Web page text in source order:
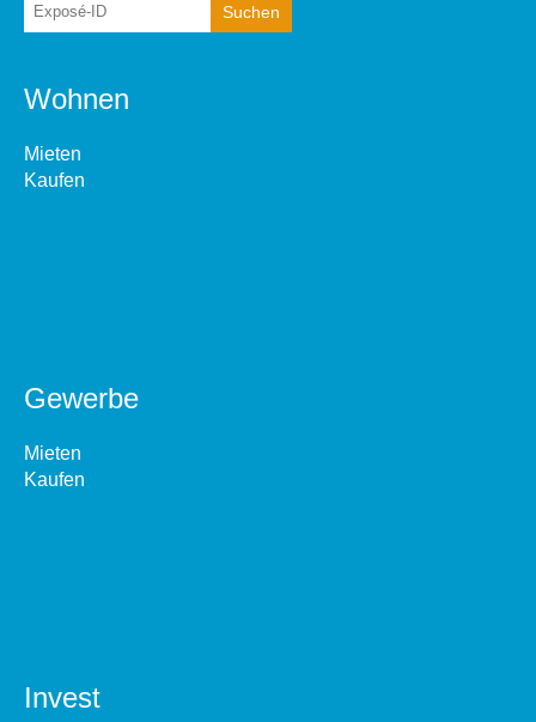
Wohnen
Mieten
Kaufen
Gewerbe
Mieten
Kaufen
Invest